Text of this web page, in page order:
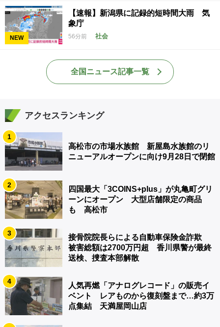
NEW
【速報】新潟県に記録的短時間大雨 気
象庁
56分前 社会
全国ニュース記事一覧
アクセスランキング
1
高松市の市場水族館 新屋島水族館のリ
ニューアルオープンに向け9月28日で閉館
2
四国最大「3COINS+plus」が丸亀町グリ
ーンにオープン 大型店舗限定の商品
も 高松市
3
接骨院院長らによる自動車保険金詐欺
被害総額は2700万円超 香川県警が最終
送検、捜査本部解散
4
人気再燃「アナログレコード」の販売イ
ベント レアものから復刻盤まで…約3万
点集結 天満屋岡山店